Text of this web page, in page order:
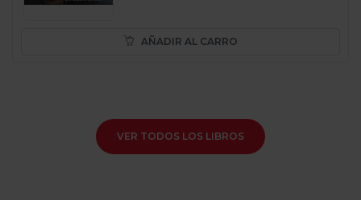
AÑADIR AL CARRO
VER TODOS LOS LIBROS